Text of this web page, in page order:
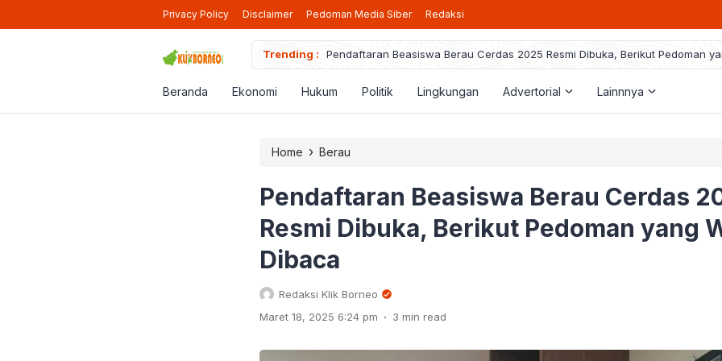
Privacy Policy Disclaimer Pedoman Media Siber Redaksi
Trending : Pendaftaran Beasiswa Berau Cerdas 2025 Resmi Dibuka, Berikut Pedoman
Beranda Ekonomi Hukum Politik Lingkungan Advertorial Lainnnya
Home › Berau
Pendaftaran Beasiswa Berau Cerdas
Resmi Dibuka, Berikut Pedoman yang
Dibaca
Redaksi Klik Borneo
Maret 18, 2025 6:24 pm . 3 min read